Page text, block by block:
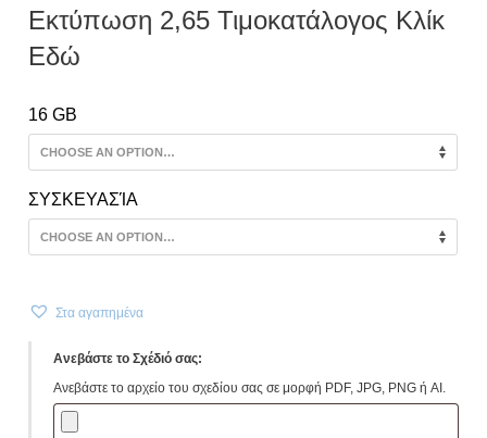
Εκτύπωση 2,65 Τιμοκατάλογος Κλίκ
Εδώ
16 GB
ΣΥΣΚΕΥΑΣΊΑ
Στα αγαπημένα
Ανεβάστε το Σχέδιό σας:
Ανεβάστε το αρχείο του σχεδίου σας σε μορφή PDF, JPG, PNG ή AI.